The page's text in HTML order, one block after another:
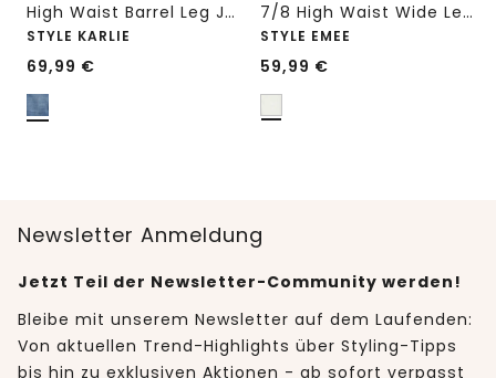
High Waist Barrel Leg Jeans im Loose Fit
STYLE KARLIE
69,99 €
7/8 High Waist Wide Leg Jeans im Loose Fit
STYLE EMEE
59,99 €
Newsletter Anmeldung
Jetzt Teil der Newsletter-Community werden!
Bleibe mit unserem Newsletter auf dem Laufenden:
Von aktuellen Trend-Highlights über Styling-Tipps
bis hin zu exklusiven Aktionen - ab sofort verpasst